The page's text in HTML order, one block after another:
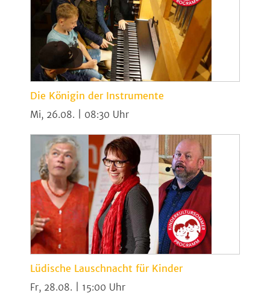
Die Königin der Instrumente
Mi, 26.08. | 08:30
Lüdische Lauschnacht für Kinder
Fr, 28.08. | 15:00